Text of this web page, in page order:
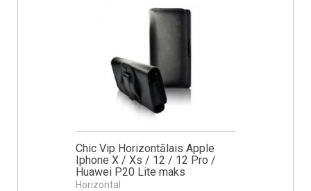
Chic Vip Horizontālais Apple
Iphone X / Xs / 12 / 12 Pro /
Huawei P20 Lite maks
Horizontal